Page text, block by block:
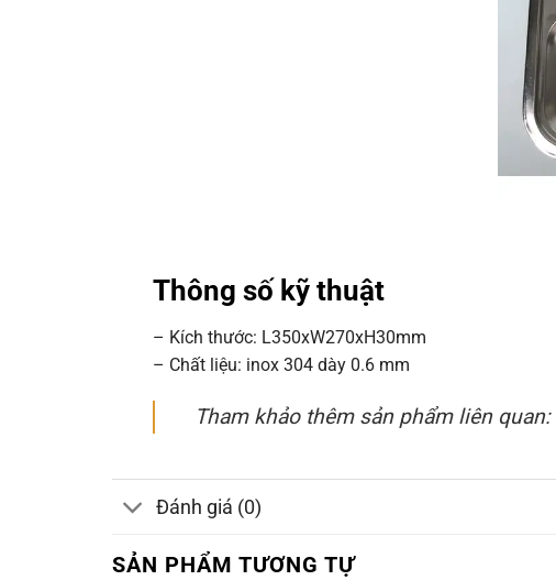
Thông số kỹ thuật
– Kích thước: L350xW270xH30mm
– Chất liệu: inox 304 dày 0.6 mm
Tham khảo thêm sản phẩm liên quan:
Đánh giá (0)
SẢN PHẨM TƯƠNG TỰ